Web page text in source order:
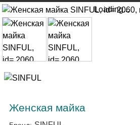
Loading...
Женская майка